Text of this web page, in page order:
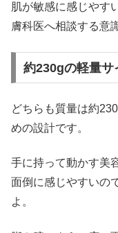
肌が敏感に感じやす
膚科医へ相談する意
約230gの軽量サ
どちらも質量は約
めの設計です。
手に持って動かす美
面倒に感じやすいの
よ。